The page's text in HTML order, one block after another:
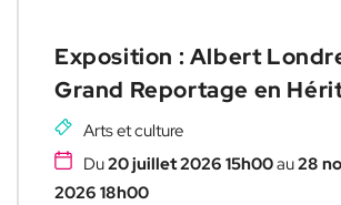
Exposition : Albert
Grand Reportage en
Arts et culture
Du20 juillet 2026 15h00au28
2026 18h00